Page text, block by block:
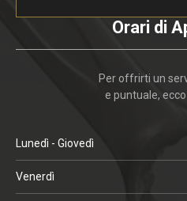
Orari di
Per offrirti un
e puntuale,
Lunedì - Giovedì
Venerdì